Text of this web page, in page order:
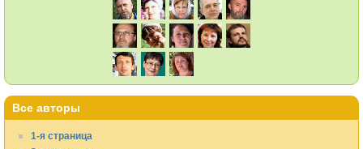
Все авторы
1-я страница